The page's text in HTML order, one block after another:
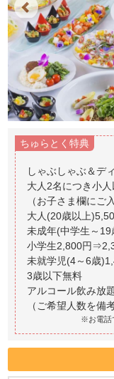
Previous
ちゅらとく特典
しゃぶしゃぶ＆デ
大人2名につき小
（お子さま欄にご
大人(20歳以上
未成年(中学生～
小学生2,800円
未就学児(4～6歳
3歳以下無料
アルコール飲み放
※お電話